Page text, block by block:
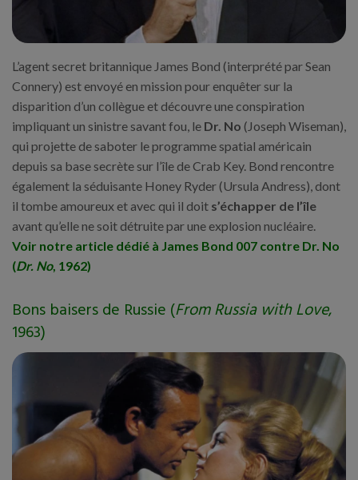
L’agent secret britannique James Bond (interprété par Sean
Connery) est envoyé en mission pour enquêter sur la
disparition d’un collègue et découvre une conspiration
impliquant un sinistre savant fou, le Dr. No (Joseph Wiseman),
qui projette de saboter le programme spatial américain
depuis sa base secrète sur l’île de Crab Key. Bond rencontre
également la séduisante Honey Ryder (Ursula Andress), dont
il tombe amoureux et avec qui il doit s’échapper de l’île
avant qu’elle ne soit détruite par une explosion nucléaire.
Voir notre article dédié à James Bond 007 contre Dr. No
(Dr. No, 1962)
Bons baisers de Russie (From Russia with Love,
1963)